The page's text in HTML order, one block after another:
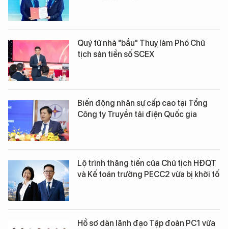
Quý tử nhà "bầu" Thuỵ làm Phó Chủ
tịch sàn tiền số SCEX
Biến động nhân sự cấp cao tại Tổng
Công ty Truyền tải điện Quốc gia
Lộ trình thăng tiến của Chủ tịch HĐQT
và Kế toán trưởng PECC2 vừa bị khởi tố
Hồ sơ dàn lãnh đạo Tập đoàn PC1 vừa